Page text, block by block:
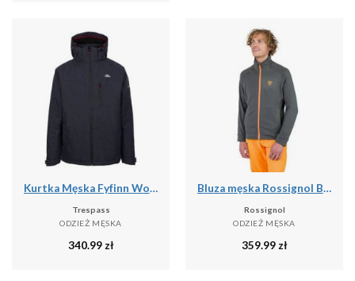
Kurtka Męska Fyfinn Wodoodporna
Trespass
ODZIEŻ MĘSKA
340.99 zł
Bluza męska Rossignol Blackside Fleece Fz
Rossignol
ODZIEŻ MĘSKA
359.99 zł